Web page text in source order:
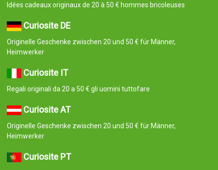
Idées cadeaux originaux de 20 à 50 € hommes bricoleuses
Curiosite DE
Originelle Geschenke zwischen 20 und 50 € für Männer,
Heimwerker
Curiosite IT
Regali originali da 20 a 50 € gli uomini tuttofare
Curiosite AT
Originelle Geschenke zwischen 20 und 50 € für Männer,
Heimwerker
Curiosite PT